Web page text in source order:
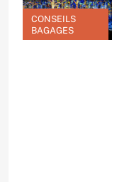
CONSEILS
BAGAGES